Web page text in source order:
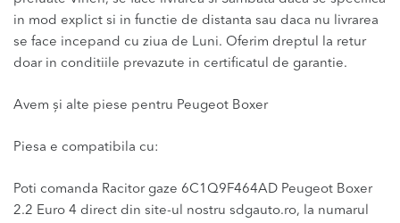
in mod explict si in functie de distanta sau daca nu livrarea
se face incepand cu ziua de Luni. Oferim dreptul la retur
doar in conditiile prevazute in certificatul de garantie.
Avem și alte piese pentru Peugeot Boxer
Piesa e compatibila cu:
Poti comanda Racitor gaze 6C1Q9F464AD Peugeot Boxer
2.2 Euro 4 direct din site-ul nostru sdgauto.ro, la numarul